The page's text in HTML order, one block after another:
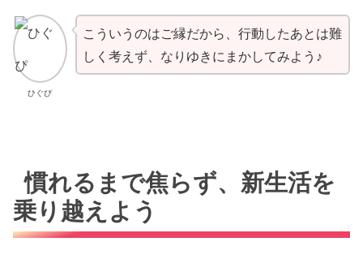
ひぐぴ
こういうのはご縁だから、行動したあとは難
しく考えず、なりゆきにまかしてみよう♪
慣れるまで焦らず、新生活を
乗り越えよう